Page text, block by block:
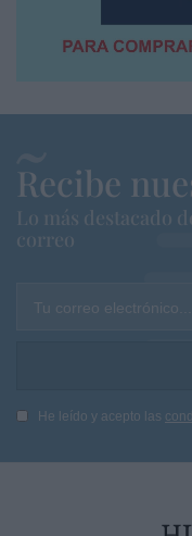
Recibe
Lo más destacado
correo
Tu correo electrónico...
He leído y acepto las